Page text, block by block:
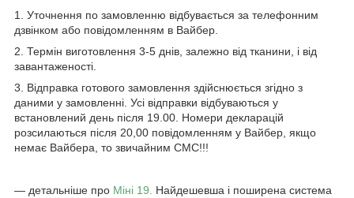
1. Уточнення по замовленню відбувається за телефонним
дзвінком або повідомленням в Вайбер.
2. Термін виготовлення 3-5 днів, залежно від тканини, і від
завантаженості.
3. Відправка готового замовлення здійснюється згідно з
даними у замовленні. Усі відправки відбуваються у
встановлений день після 19.00. Номери декларацій
розсилаються після 20,00 повідомленням у Вайбер, якщо
немає Вайбера, то звичайним СМС!!!
― детальніше про Міні 19. Найдешевша і поширена система